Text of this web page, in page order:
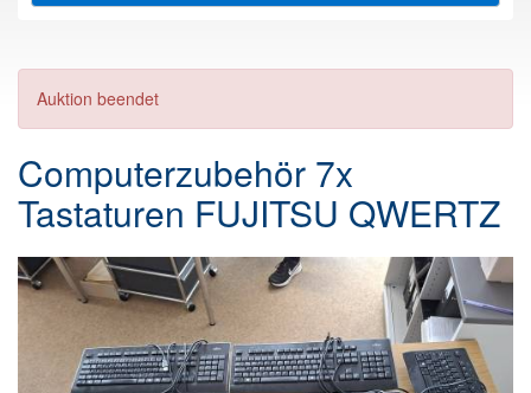
Auktion beendet
Computerzubehör 7x
Tastaturen FUJITSU QWERTZ